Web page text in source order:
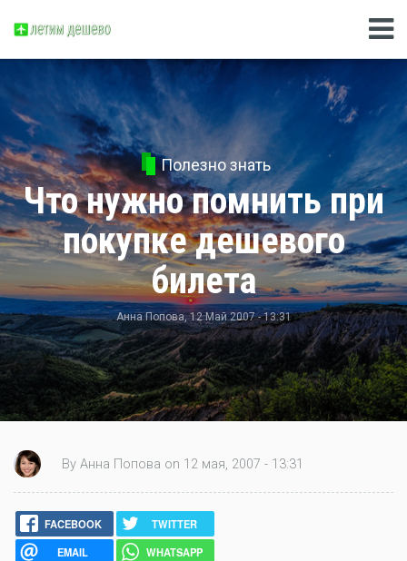
Полезно знать
Что нужно помнить при
покупке дешевого
билета
Анна Попова, 12 Май 2007 - 13:31
By Анна Попова on 12 мая, 2007 - 13:31
FACEBOOK
TWITTER
EMAIL
WHATSAPP